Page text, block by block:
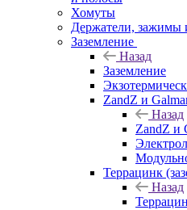
Хомуты
Держатели, зажимы
Заземление
Назад
Заземление
ZandZ и
Назад
ZandZ и
Террацинк
Назад